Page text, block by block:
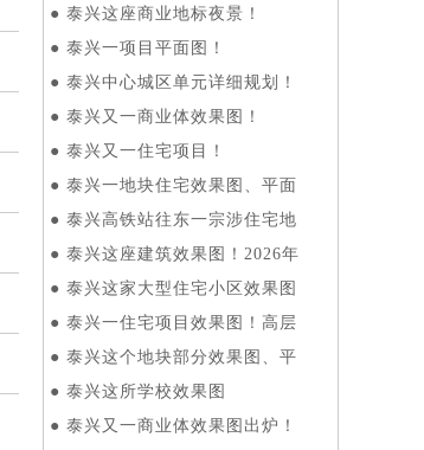
● 泰兴这座商业地标夜景！
● 泰兴一项目平面图！
● 泰兴中心城区单元详细规划！
● 泰兴又一商业体效果图！
● 泰兴又一住宅项目！
● 泰兴一地块住宅效果图、平面
● 泰兴高铁站往东一宗涉住宅地
● 泰兴这座建筑效果图！2026年
● 泰兴这家大型住宅小区效果图
● 泰兴一住宅项目效果图！高层
● 泰兴这个地块部分效果图、平
● 泰兴这所学校效果图
● 泰兴又一商业体效果图出炉！